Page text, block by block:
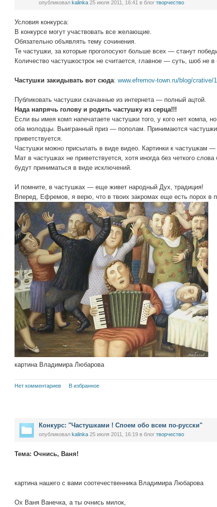
опубликовал kalinka 25 июля 2011, 16:41 в блог творчество
Условия конкурса:
В конкурсе могут участвовать все желающие.
Обязательно объявлять тему сочинения.
Те частушки, за которые проголосуют больше всех — станут
Количество частушкострок не считается, главное — суть, шоб не в
Частушки закидывать вот сюда: www.efremov-town.ru/blog/crative/
Публиковать частушки скачанные из интернета — полный ацтой.
Нада напрячь голову и родить частушку из серца!!!
Если вы имея комп напечатаете частушки того, у кого нет компа,
оба молодцы. Выигранный приз — пополам. Принимаются частушки
приветствуется.
Частушки можно присылать в виде видео. Картинки к частушкам
Мат в частушках не приветствуется, хотя иногда без четкого
будут приниматься в виде исключений.
И помните, в частушках — еще живет народный Дух, традиция!
Вперед, Ефремов, я верю, что в твоих закромах еще есть порох в
картина Владимира Любарова
Нет комментариев В избранное
Конкурс: "Частушками ! Споем обо всем по-русски"
опубликовал kalinka 25 июля 2011, 16:19 в блог творчество
Тема: Очнись, Ваня!
картина нашего с вами соотечественника Владимира Любарова
Ох Ваня Ванечка, а ты очнись милок,